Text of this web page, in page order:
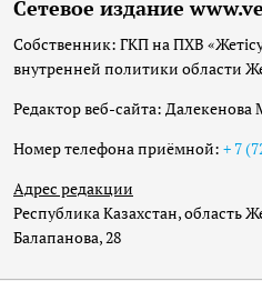
Сетевое издание
Собственник: ГКП на ПХВ
внутренней политики области
Редактор веб-сайта: Далекенова
Номер телефона приёмной: + 7
Адрес редакции
Республика Казахстан, область
Балапанова, 28